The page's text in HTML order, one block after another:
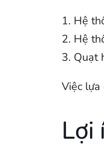
1. Hệ
2. Hệ
3. Quạt
Việc lựa
Lợi